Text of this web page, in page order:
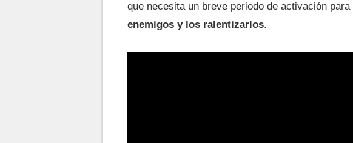
que necesita un breve periodo de activación para
enemigos y los ralentizarlos.